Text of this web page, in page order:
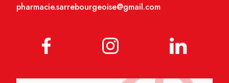
pharmacie.sarrebourgeoise@gmail.com